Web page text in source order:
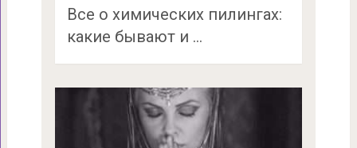
Все о химических пилингах:
какие бывают и …